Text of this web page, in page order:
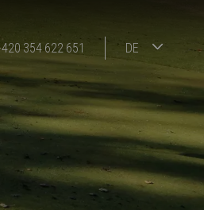
354 622 651 DE